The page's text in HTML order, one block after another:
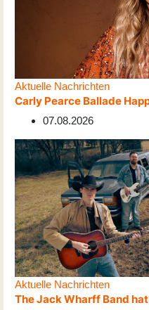
Aktuelle Nachrichten
Carly Pearce Ballade
07.08.2026
Aktuelle Nachrichten
The Jack Wharff Band